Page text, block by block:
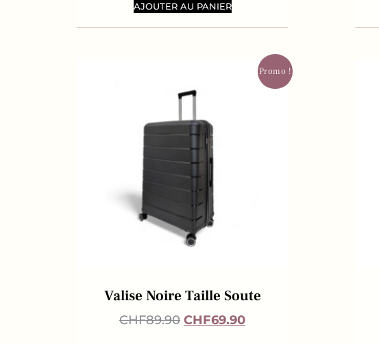
AJOUTER AU PANIER
Promo !
Valise Noire Taille Soute
CHF89.90 CHF69.90